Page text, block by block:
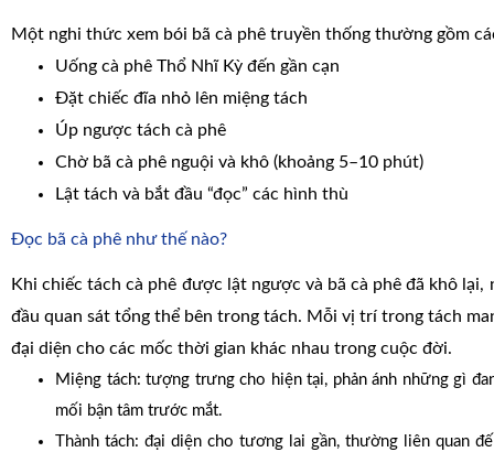
Một nghi thức xem bói bã cà phê truyền thống thường gồm
Uống cà phê Thổ Nhĩ Kỳ đến gần cạn
Đặt chiếc đĩa nhỏ lên miệng tách
Úp ngược tách cà phê
Chờ bã cà phê nguội và khô (khoảng 5–10 phút)
Lật tách và bắt đầu “đọc” các hình thù
Đọc bã cà phê như thế nào?
Khi chiếc tách cà phê được lật ngược và bã cà phê đã khô lại,
đầu quan sát tổng thể bên trong tách. Mỗi vị trí trong tách
đại diện cho các mốc thời gian khác nhau trong cuộc đời.
Miệng tách: tượng trưng cho hiện tại, phản ánh những gì
mối bận tâm trước mắt.
Thành tách: đại diện cho tương lai gần, thường liên quan